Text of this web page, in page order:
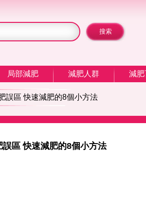
局部減肥 減肥人群 減
誤區 快速減肥的8個小方法
誤區 快速減肥的8個小方法